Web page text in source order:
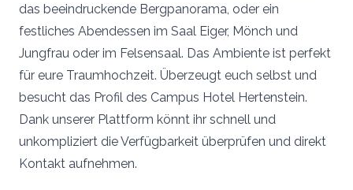
das beeindruckende Bergpanorama, oder ein
festliches Abendessen im Saal Eiger, Mönch und
Jungfrau oder im Felsensaal. Das Ambiente ist perfekt
für eure Traumhochzeit. Überzeugt euch selbst und
besucht das Profil des Campus Hotel Hertenstein.
Dank unserer Plattform könnt ihr schnell und
unkompliziert die Verfügbarkeit überprüfen und direkt
Kontakt aufnehmen.